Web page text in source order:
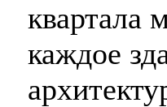
квартала
каждое